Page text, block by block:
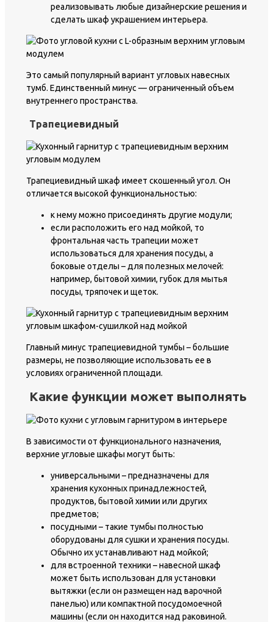
реализовывать любые дизайнерские решения и
сделать шкаф украшением интерьера.
Это самый популярный вариант угловых навесных
тумб. Единственный минус — ограниченный объем
внутреннего пространства.
Трапециевидный
Трапециевидный шкаф имеет скошенный угол. Он
отличается высокой функциональностью:
к нему можно присоединять другие модули;
если расположить его над мойкой, то
фронтальная часть трапеции может
использоваться для хранения посуды, а
боковые отделы – для полезных мелочей:
например, бытовой химии, губок для мытья
посуды, тряпочек и щеток.
Главный минус трапециевидной тумбы – большие
размеры, не позволяющие использовать ее в
условиях ограниченной площади.
Какие функции может выполнять
В зависимости от функционального назначения,
верхние угловые шкафы могут быть:
универсальными – предназначены для
хранения кухонных принадлежностей,
продуктов, бытовой химии или других
предметов;
посудными – такие тумбы полностью
оборудованы для сушки и хранения посуды.
Обычно их устанавливают над мойкой;
для встроенной техники – навесной шкаф
может быть использован для установки
вытяжки (если он размещен над варочной
панелью) или компактной посудомоечной
машины (если он находится над раковиной.